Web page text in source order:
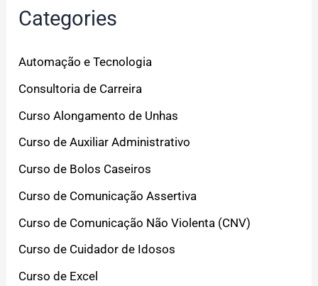
Categories
Automação e Tecnologia
Consultoria de Carreira
Curso Alongamento de Unhas
Curso de Auxiliar Administrativo
Curso de Bolos Caseiros
Curso de Comunicação Assertiva
Curso de Comunicação Não Violenta (CNV)
Curso de Cuidador de Idosos
Curso de Excel